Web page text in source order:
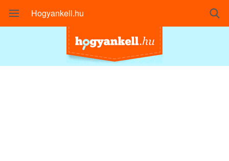
Hogyankell.hu